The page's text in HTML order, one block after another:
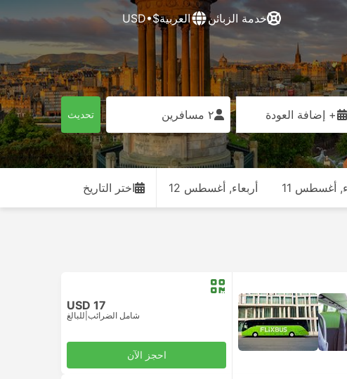
خدمة الزبائن العربية$•USD
+ إضافة العودة ٢ مسافرين تحديث
أغسطس 11 أربعاء, أغسطس 12 اختر التاريخ
USD 17
شامل الضرائب للبالغ
احجز الآن